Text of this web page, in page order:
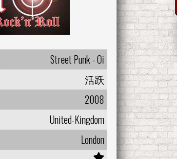
Street Punk - Oi
活跃
2008
United-Kingdom
London